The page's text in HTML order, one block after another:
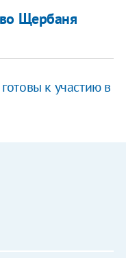
Щербаня
к участию в